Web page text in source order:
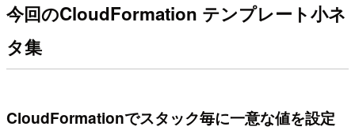
今回のCloudFormation テンプレート小ネ
タ集
CloudFormationでスタック毎に一意な値を設定